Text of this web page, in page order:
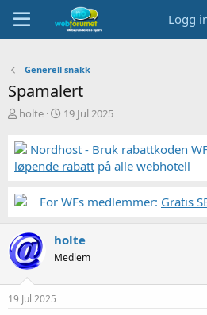
Logg
Generell snakk
Spamalert
T
å
d
s
a
e
r
holte
S
r
t
a
19 Jul 2025
Nordhost - Bruk rabattkoden
løpende rabatt på alle webhotell
For WFs medlemmer: Gratis
holte
Medlem
19 Jul 2025